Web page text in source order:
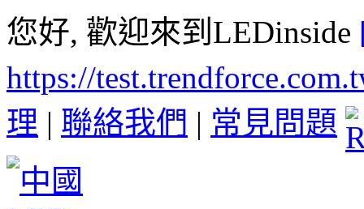
您好, 歡迎來到LEDinside
https://
理 | 聯絡我們 | 常見問題